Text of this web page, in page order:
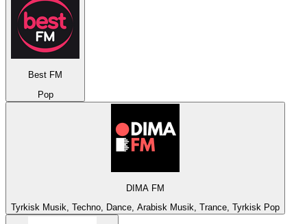
Best FM
Pop
DIMA FM
Tyrkisk Musik, Techno, Dance, Arabisk Musik, Trance, Tyrkisk Pop